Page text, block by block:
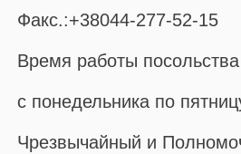
Факс.:+38044-277-52-15
Время работы
с понедельника по
Чрезвычайный и